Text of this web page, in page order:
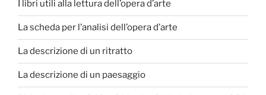
I libri utili alla lettura dell’opera d’arte
La scheda per l’analisi dell’opera d’arte
La descrizione di un ritratto
La descrizione di un paesaggio